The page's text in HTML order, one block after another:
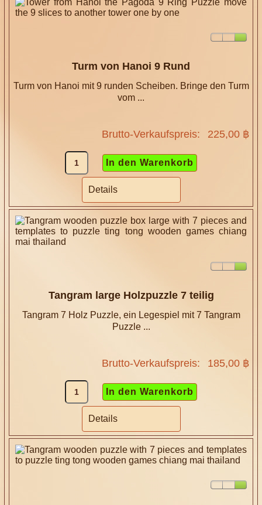
Turm von Hanoi 9 Rund
Turm von Hanoi mit 9 runden Scheiben. Bringe den Turm
vom ...
Brutto-Verkaufspreis: 225,00 ฿
Details
Tangram large Holzpuzzle 7 teilig
Tangram 7 Holz Puzzle, ein Legespiel mit 7 Tangram
Puzzle ...
Brutto-Verkaufspreis: 185,00 ฿
Details